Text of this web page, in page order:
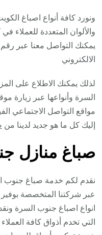
ونورد كافة أنواع اصباغ
والألوان المتعددة للعملاء
يمكنك التواصل معنا عبر رقم
الالكتروني
لذلك يمكنك الاطلاع على
السرة وأنواعها عبر زيارة
مواقع التواصل الاجتماعي
إليك كل ما هو جديد لدينا من
صباغ منازل
نقدم لكم خدمة صباغ جنوب
عبر شركتنا المتخصصة
انواع اصباغ جنوب السرة
التي تخدم أذواق كافة